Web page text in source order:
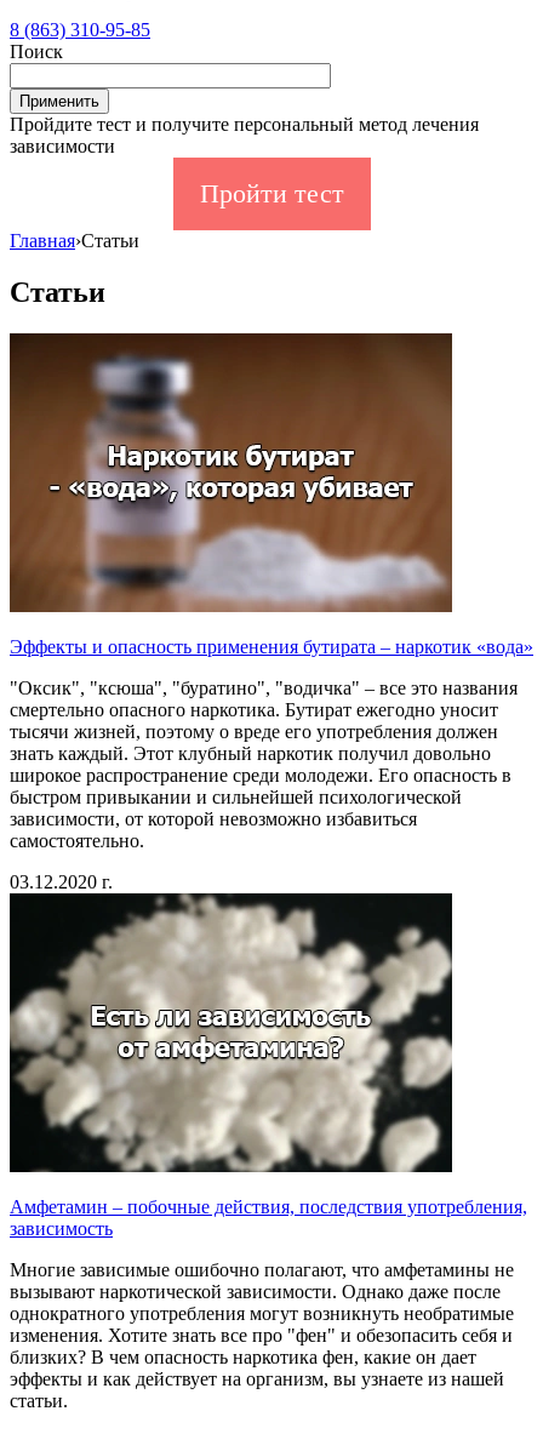
8 (863) 310-95-85
Поиск
Пройдите тест и получите персональный метод лечения
зависимости
Пройти тест
Главная›Статьи
Статьи
Эффекты и опасность применения бутирата – наркотик «вода»
"Оксик", "ксюша", "буратино", "водичка" – все это названия
смертельно опасного наркотика. Бутират ежегодно уносит
тысячи жизней, поэтому о вреде его употребления должен
знать каждый. Этот клубный наркотик получил довольно
широкое распространение среди молодежи. Его опасность в
быстром привыкании и сильнейшей психологической
зависимости, от которой невозможно избавиться
самостоятельно.
03.12.2020 г.
Амфетамин – побочные действия, последствия употребления,
зависимость
Многие зависимые ошибочно полагают, что амфетамины не
вызывают наркотической зависимости. Однако даже после
однократного употребления могут возникнуть необратимые
изменения. Хотите знать все про "фен" и обезопасить себя и
близких? В чем опасность наркотика фен, какие он дает
эффекты и как действует на организм, вы узнаете из нашей
статьи.